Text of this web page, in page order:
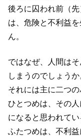
後ろに囚われ前（先
は、危険と不利益
ん。
ではなぜ、人間は
しまうのでしょうか
それには主に二つの
ひとつめは、その
になると思われてい
ふたつめは、不利